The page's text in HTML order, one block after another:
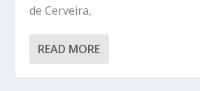
de Cerveira,
READ MORE